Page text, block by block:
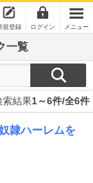
規登録 ログイン メニュー
一覧
索結果1～6件/全6件
隷ハーレムを